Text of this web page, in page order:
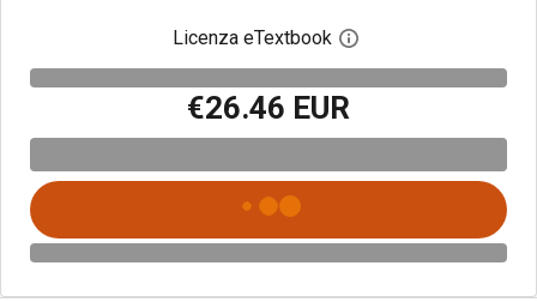
Licenza eTextbook Apri la finestra di
€26.46 EUR